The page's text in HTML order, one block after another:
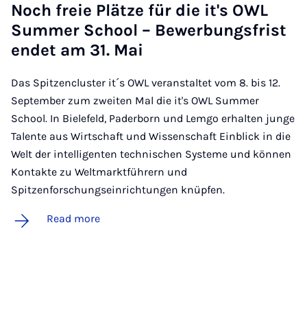
Noch freie Plätze für die it's OWL
Sum­mer School – Be­w­er­bungs­frist
en­det am 31. Mai
Das Spitzencluster it´s OWL veranstaltet vom 8. bis 12.
September zum zweiten Mal die it's OWL Summer
School. In Bielefeld, Paderborn und Lemgo erhalten junge
Talente aus Wirtschaft und Wissenschaft Einblick in die
Welt der intelligenten technischen Systeme und können
Kontakte zu Weltmarktführern und
Spitzenforschungseinrichtungen knüpfen.
Read more